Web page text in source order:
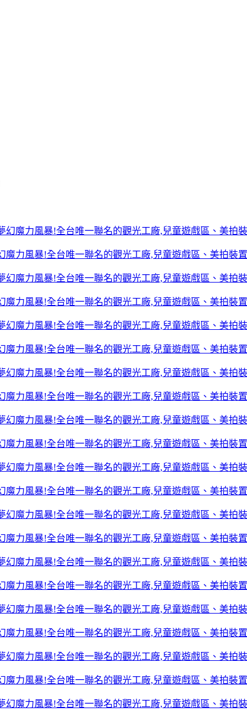
力風暴!全台唯一聯名的觀光工廠,兒童遊戲區、美拍裝置
力風暴!全台唯一聯名的觀光工廠,兒童遊戲區、美拍裝置
力風暴!全台唯一聯名的觀光工廠,兒童遊戲區、美拍裝置
力風暴!全台唯一聯名的觀光工廠,兒童遊戲區、美拍裝置
力風暴!全台唯一聯名的觀光工廠,兒童遊戲區、美拍裝置
力風暴!全台唯一聯名的觀光工廠,兒童遊戲區、美拍裝置
力風暴!全台唯一聯名的觀光工廠,兒童遊戲區、美拍裝置
力風暴!全台唯一聯名的觀光工廠,兒童遊戲區、美拍裝置
力風暴!全台唯一聯名的觀光工廠,兒童遊戲區、美拍裝置
力風暴!全台唯一聯名的觀光工廠,兒童遊戲區、美拍裝置